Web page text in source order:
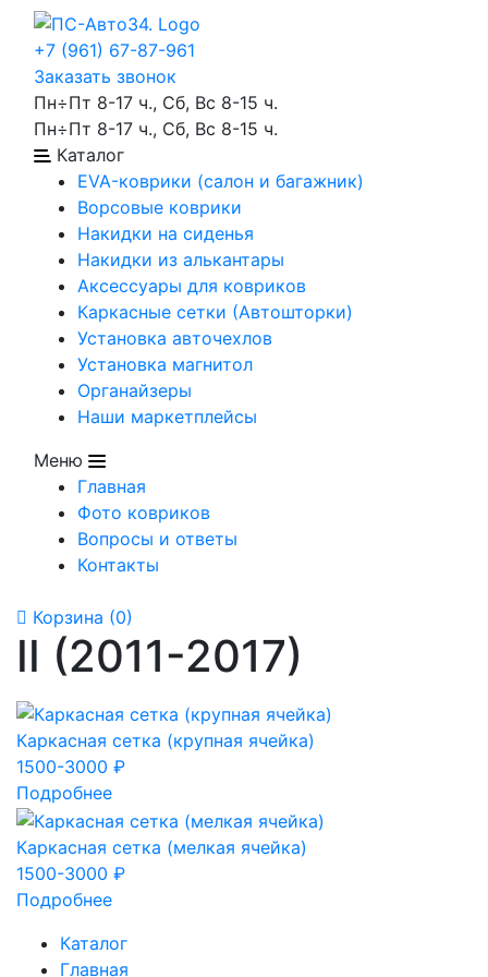
+7 (961) 67-87-961
Заказать звонок
Пн÷Пт 8-17 ч., Сб, Вс 8-15 ч.
Пн÷Пт 8-17 ч., Сб, Вс 8-15 ч.
Каталог
EVA-коврики (салон и багажник)
Ворсовые коврики
Накидки на сиденья
Накидки из алькантары
Аксессуары для ковриков
Каркасные сетки (Автошторки)
Установка авточехлов
Установка магнитол
Органайзеры
Наши маркетплейсы
Меню
Главная
Фото ковриков
Вопросы и ответы
Контакты
Корзина (0)
II (2011-2017)
Каркасная сетка (крупная ячейка)
1500-3000 ₽
Подробнее
Каркасная сетка (мелкая ячейка)
1500-3000 ₽
Подробнее
Каталог
Главная